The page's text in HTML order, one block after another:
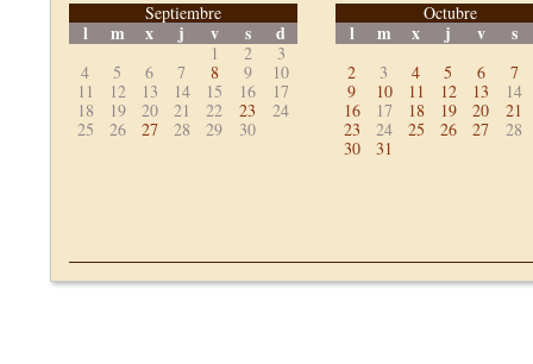
Septiembre
l m x j v s d
1 2
3
4
5 6 7 8 9
10
11
12 13 14 15 16
17
18
19 20 21 22 23
24
25
26 27 28 29 30
Octubre
l m x j v s
2 3 4 5 6
7
9
10 11 12 13
14
16
17 18 19 20
21
23
24 25 26 27
28
30
31